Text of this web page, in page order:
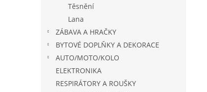
Těsnění
Lana
ZÁBAVA A HRAČKY
BYTOVÉ DOPLŇKY A DEKORACE
AUTO/MOTO/KOLO
ELEKTRONIKA
RESPIRÁTORY A ROUŠKY